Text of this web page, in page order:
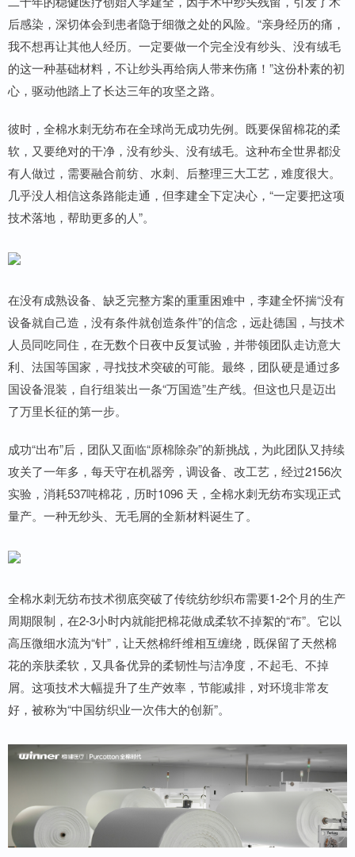
后感染，深切体会到患者隐于细微之处的风险。“亲身经历的痛，
我不想再让其他人经历。一定要做一个完全没有纱头、没有绒毛
的这一种基础材料，不让纱头再给病人带来伤痛！”这份朴素的初
心，驱动他踏上了长达三年的攻坚之路。
彼时，全棉水刺无纺布在全球尚无成功先例。既要保留棉花的柔
软，又要绝对的干净，没有纱头、没有绒毛。这种布全世界都没
有人做过，需要融合前纺、水刺、后整理三大工艺，难度很大。
几乎没人相信这条路能走通，但李建全下定决心，“一定要把这项
技术落地，帮助更多的人”。
在没有成熟设备、缺乏完整方案的重重困难中，李建全怀揣“没有
设备就自己造，没有条件就创造条件”的信念，远赴德国，与技术
人员同吃同住，在无数个日夜中反复试验，并带领团队走访意大
利、法国等国家，寻找技术突破的可能。最终，团队硬是通过多
国设备混装，自行组装出一条“万国造”生产线。但这也只是迈出
了万里长征的第一步。
成功“出布”后，团队又面临“原棉除杂”的新挑战，为此团队又持续
攻关了一年多，每天守在机器旁，调设备、改工艺，经过2156次
实验，消耗537吨棉花，历时1096 天，全棉水刺无纺布实现正式
量产。一种无纱头、无毛屑的全新材料诞生了。
全棉水刺无纺布技术彻底突破了传统纺纱织布需要1-2个月的生产
周期限制，在2-3小时内就能把棉花做成柔软不掉絮的“布”。它以
高压微细水流为“针”，让天然棉纤维相互缠绕，既保留了天然棉
花的亲肤柔软，又具备优异的柔韧性与洁净度，不起毛、不掉
屑。这项技术大幅提升了生产效率，节能减排，对环境非常友
好，被称为“中国纺织业一次伟大的创新”。